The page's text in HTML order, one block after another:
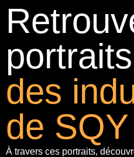
portraits
des
de SQY
À travers ces portraits,